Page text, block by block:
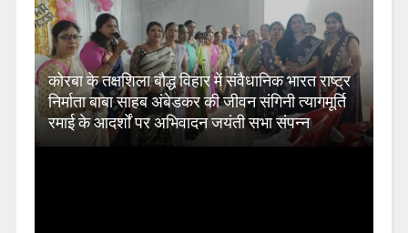
कोरबा के तक्षशिला बौद्ध विहार में संवैधानिक भारत राष्ट्र
निर्माता बाबा साहब अंबेडकर की जीवन संगिनी त्यागमूर्ति
रमाई के आदर्शों पर अभिवादन जयंती सभा संपन्न